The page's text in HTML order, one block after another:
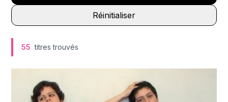
Réinitialiser
55 titres trouvés